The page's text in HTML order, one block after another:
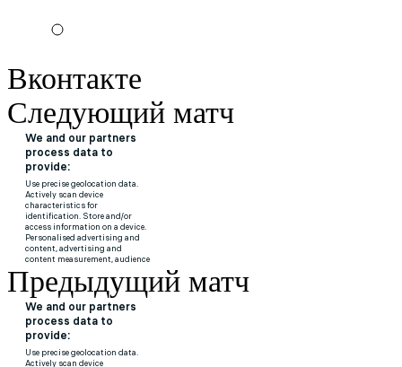
Вконтакте
Следующий матч
Предыдущий матч